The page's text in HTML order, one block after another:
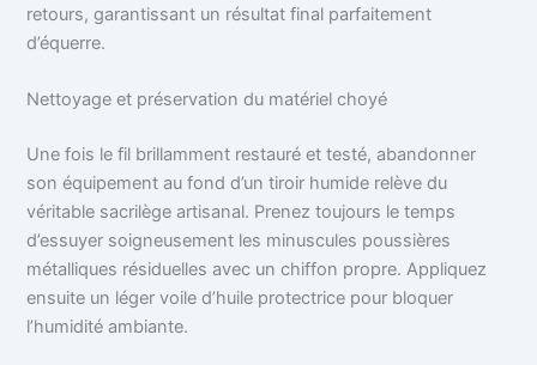
retours, garantissant un résultat final parfaitement
d’équerre.
Nettoyage et préservation du matériel choyé
Une fois le fil brillamment restauré et testé, abandonner
son équipement au fond d’un tiroir humide relève du
véritable sacrilège artisanal. Prenez toujours le temps
d’essuyer soigneusement les minuscules poussières
métalliques résiduelles avec un chiffon propre. Appliquez
ensuite un léger voile d’huile protectrice pour bloquer
l’humidité ambiante.